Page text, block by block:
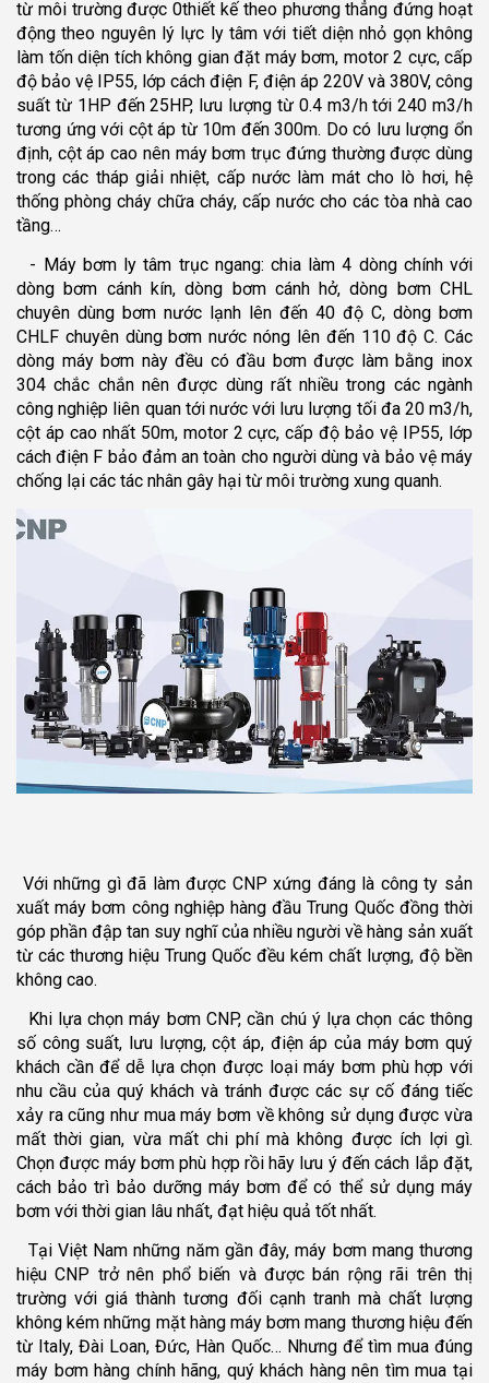
từ môi trường được 0thiết kế theo phương thẳng đứng hoạt
động theo nguyên lý lực ly tâm với tiết diện nhỏ gọn không
làm tốn diện tích không gian đặt máy bơm, motor 2 cực, cấp
độ bảo vệ IP55, lớp cách điện F, điện áp 220V và 380V, công
suất từ 1HP đến 25HP, lưu lượng từ 0.4 m3/h tới 240 m3/h
tương ứng với cột áp từ 10m đến 300m. Do có lưu lượng ổn
định, cột áp cao nên máy bơm trục đứng thường được dùng
trong các tháp giải nhiệt, cấp nước làm mát cho lò hơi, hệ
thống phòng cháy chữa cháy, cấp nước cho các tòa nhà cao
tầng…
- Máy bơm ly tâm trục ngang: chia làm 4 dòng chính với
dòng bơm cánh kín, dòng bơm cánh hở, dòng bơm CHL
chuyên dùng bơm nước lạnh lên đến 40 độ C, dòng bơm
CHLF chuyên dùng bơm nước nóng lên đến 110 độ C. Các
dòng máy bơm này đều có đầu bơm được làm bằng inox
304 chắc chắn nên được dùng rất nhiều trong các ngành
công nghiệp liên quan tới nước với lưu lượng tối đa 20 m3/h,
cột áp cao nhất 50m, motor 2 cực, cấp độ bảo vệ IP55, lớp
cách điện F bảo đảm an toàn cho người dùng và bảo vệ máy
chống lại các tác nhân gây hại từ môi trường xung quanh.
Với những gì đã làm được CNP xứng đáng là công ty sản
xuất máy bơm công nghiệp hàng đầu Trung Quốc đồng thời
góp phần đập tan suy nghĩ của nhiều người về hàng sản xuất
từ các thương hiệu Trung Quốc đều kém chất lượng, độ bền
không cao.
Khi lựa chọn máy bơm CNP, cần chú ý lựa chọn các thông
số công suất, lưu lượng, cột áp, điện áp của máy bơm quý
khách cần để dễ lựa chọn được loại máy bơm phù hợp với
nhu cầu của quý khách và tránh được các sự cố đáng tiếc
xảy ra cũng như mua máy bơm về không sử dụng được vừa
mất thời gian, vừa mất chi phí mà không được ích lợi gì.
Chọn được máy bơm phù hợp rồi hãy lưu ý đến cách lắp đặt,
cách bảo trì bảo dưỡng máy bơm để có thể sử dụng máy
bơm với thời gian lâu nhất, đạt hiệu quả tốt nhất.
Tại Việt Nam những năm gần đây, máy bơm mang thương
hiệu CNP trở nên phổ biến và được bán rộng rãi trên thị
trường với giá thành tương đối cạnh tranh mà chất lượng
không kém những mặt hàng máy bơm mang thương hiệu đến
từ Italy, Đài Loan, Đức, Hàn Quốc… Nhưng để tìm mua đúng
máy bơm hàng chính hãng, quý khách hàng nên tìm mua tại